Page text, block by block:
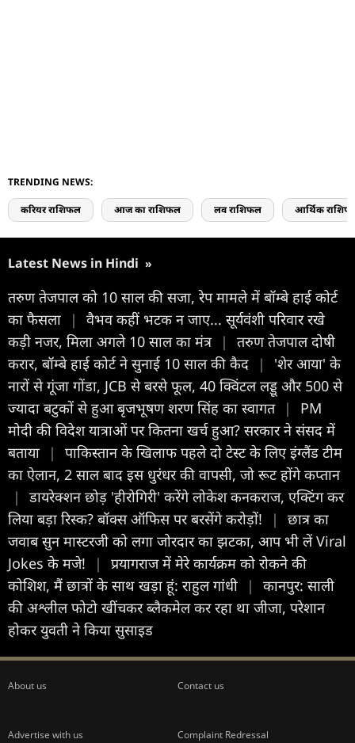
TRENDING NEWS:
करियर राशिफल आज का राशिफल लव राशिफल आर्थिक
Latest News in Hindi »
तरुण तेजपाल को 10 साल की सजा, रेप मामले में बॉम्बे हाई कोर्ट
का फैसला
|
वैभव कहीं भटक न जाए... सूर्यवंशी परिवार रखे
कड़ी नजर, मिला अगले 10 साल का मंत्र |
तरुण तेजपाल दोषी
करार, बॉम्बे हाई कोर्ट ने सुनाई 10 साल की कैद
|
'शेर आया' के
नारों से गूंजा गोंडा, JCB से बरसे फूल, 40 क्विंटल लड्डू और 500 से
ज्यादा बटुकों से हुआ बृजभूषण शरण सिंह का स्वागत |
PM
मोदी की विदेश यात्राओं पर कितना खर्च हुआ? सरकार ने संसद में
बताया
|
पाकिस्तान के खिलाफ पहले दो टेस्ट के लिए इंग्लैंड टीम
का ऐलान, 2 साल बाद इस धुरंधर की वापसी, जो रूट होंगे कप्तान
|
डायरेक्शन छोड़ 'हीरोगिरी' करेंगे लोकेश कनकराज, एक्टिंग कर
लिया बड़ा रिस्क? बॉक्स ऑफिस पर बरसेंगे करोड़ों!
|
छात्र का
जवाब सुन मास्टरजी को लगा जोरदार का झटका, आप भी लें Viral
Jokes के मजे!
|
प्रयागराज में मेरे कार्यक्रम को रोकने की
कोशिश, मैं छात्रों के साथ खड़ा हूं: राहुल गांधी
|
कानपुर: साली
की अश्लील फोटो खींचकर ब्लैकमेल कर रहा था जीजा, परेशान
होकर युवती ने किया सुसाइड
About us Contact us
Advertise with us Complaint Redressal